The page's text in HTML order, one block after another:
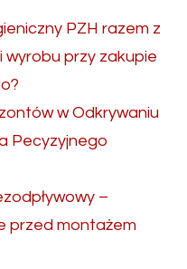
PZH razem z
przy zakupie
w Odkrywaniu
Pecyzyjnego
–
przed montażem